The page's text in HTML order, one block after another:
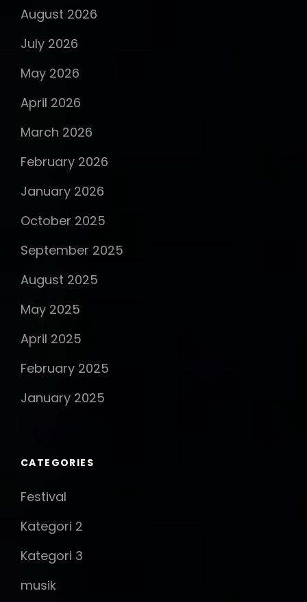
August 2026
July 2026
May 2026
April 2026
March 2026
February 2026
January 2026
October 2025
September 2025
August 2025
May 2025
April 2025
February 2025
January 2025
CATEGORIES
Festival
Kategori 2
Kategori 3
musik